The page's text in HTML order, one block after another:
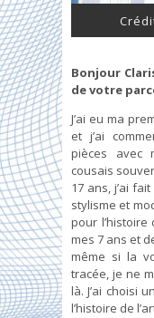
Bonjour
de votre
J’ai eu ma
et j’ai
pièces avec
cousais
17 ans, j’ai
stylisme et
pour l’histoire
mes 7 ans et
même si la
tracée, je ne
là. J’ai choisi
l’histoire de